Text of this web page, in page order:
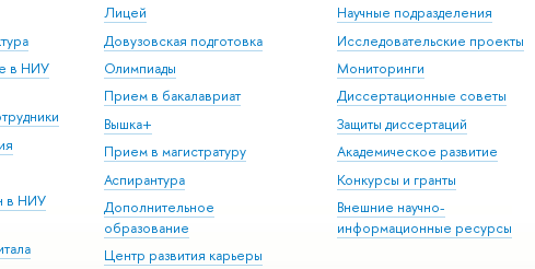
в НИУ
в НИУ
Лицей
Довузовская подготовка
Олимпиады
Прием в бакалавриат
Вышка+
Прием в магистратуру
Аспирантура
Дополнительное
образование
Центр развития карьеры
Научные подразделения
Исследовательские проекты
Мониторинги
Диссертационные советы
Защиты диссертаций
Академическое развитие
Конкурсы и гранты
Внешние научно-
информационные ресурсы